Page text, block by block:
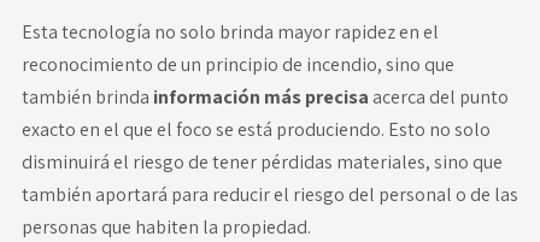
Esta tecnología no solo brinda mayor rapidez en el
reconocimiento de un principio de incendio, sino que
también brinda información más precisa acerca del punto
exacto en el que el foco se está produciendo. Esto no solo
disminuirá el riesgo de tener pérdidas materiales, sino que
también aportará para reducir el riesgo del personal o de las
personas que habiten la propiedad.